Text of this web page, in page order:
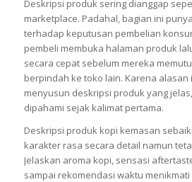
Deskripsi produk sering dianggap
marketplace. Padahal, bagian ini
terhadap keputusan pembelian
pembeli membuka halaman produk
secara cepat sebelum mereka
berpindah ke toko lain. Karena
menyusun deskripsi produk yang
dipahami sejak kalimat pertama.
Deskripsi produk kopi kemasan
karakter rasa secara detail namun
Jelaskan aroma kopi, sensasi
sampai rekomendasi waktu